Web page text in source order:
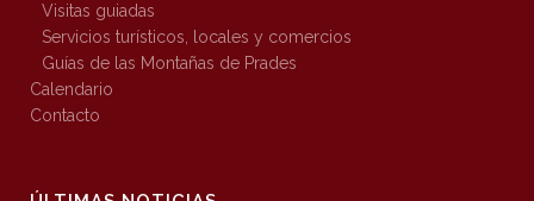
Visitas guiadas
Servicios turísticos, locales y comercios
Guías de las Montañas de Prades
Calendario
Contacto